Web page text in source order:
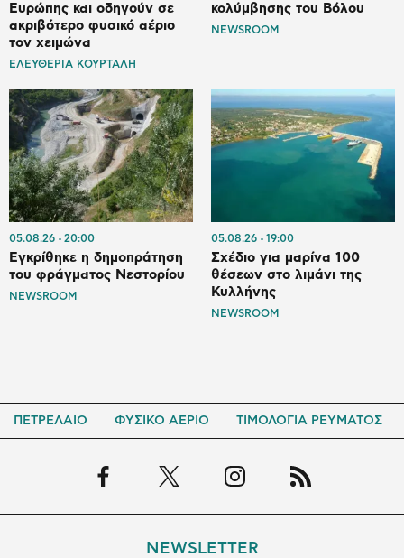
Ευρώπης και οδηγούν σε
ακριβότερο φυσικό αέριο
τον χειμώνα
ΕΛΕΥΘΕΡΙΑ ΚΟΥΡΤΑΛΗ
κολύμβησης του Βόλου
NEWSROOM
05.08.26 20:00
Εγκρίθηκε η δημοπράτηση
του φράγματος Νεστορίου
NEWSROOM
05.08.26 19:00
Σχέδιο για μαρίνα 100
θέσεων στο λιμάνι της
Κυλλήνης
NEWSROOM
ΠΕΤΡΕΛΑΙΟ ΦΥΣΙΚΟ ΑΕΡΙΟ ΤΙΜΟΛΟΓΙΑ ΡΕΥΜΑΤΟΣ
NEWSLETTER